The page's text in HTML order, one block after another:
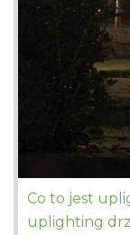
Co to jest
uplighting